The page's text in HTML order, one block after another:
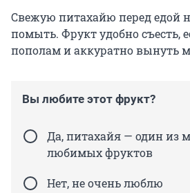
Свежую питахайю перед едой
помыть. Фрукт удобно съесть,
пополам и аккуратно вынуть
Вы любите этот фрукт?
Да, питахайя — один из
любимых фруктов
Нет, не очень люблю